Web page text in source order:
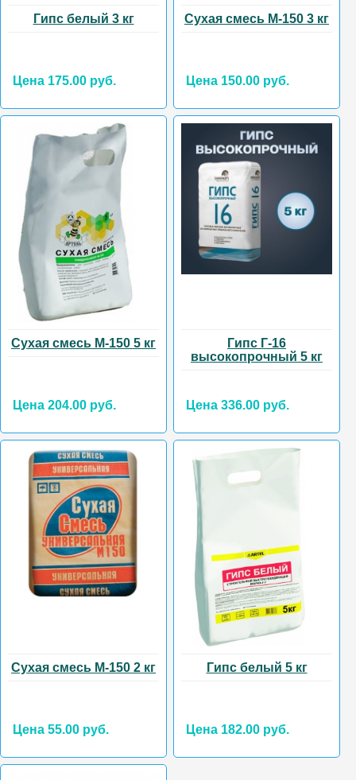
Гипс белый 3 кг
Цена 175.00 руб.
Сухая смесь М-150 3 кг
Цена 150.00 руб.
Сухая смесь М-150 5 кг
Цена 204.00 руб.
Гипс Г-16
высокопрочный 5 кг
Цена 336.00 руб.
Сухая смесь М-150 2 кг
Цена 55.00 руб.
Гипс белый 5 кг
Цена 182.00 руб.